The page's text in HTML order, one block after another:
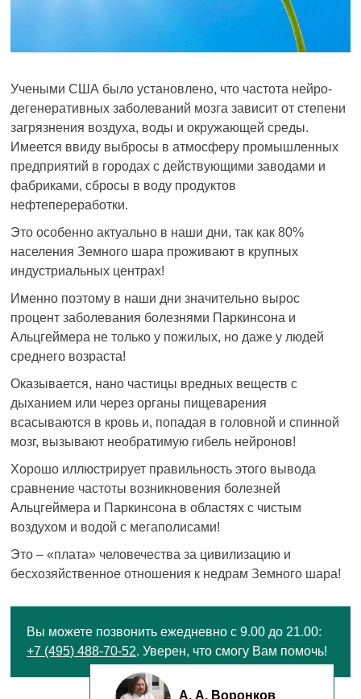
Учеными США было установлено, что частота нейро-
дегенеративных заболеваний мозга зависит от степени
загрязнения воздуха, воды и окружающей среды.
Имеется ввиду выбросы в атмосферу промышленных
предприятий в городах с действующими заводами и
фабриками, сбросы в воду продуктов
нефтепереработки.
Это особенно актуально в наши дни, так как 80%
населения Земного шара проживают в крупных
индустриальных центрах!
Именно поэтому в наши дни значительно вырос
процент заболевания болезнями Паркинсона и
Альцгеймера не только у пожилых, но даже у людей
среднего возраста!
Оказывается, нано частицы вредных веществ с
дыханием или через органы пищеварения
всасываются в кровь и, попадая в головной и спинной
мозг, вызывают необратимую гибель нейронов!
Хорошо иллюстрирует правильность этого вывода
сравнение частоты возникновения болезней
Альцгеймера и Паркинсона в областях с чистым
воздухом и водой с мегаполисами!
Это – «плата» человечества за цивилизацию и
бесхозяйственное отношения к недрам Земного шара!
Вы можете позвонить ежедневно с 9.00 до 21.00:
+7 (495) 488-70-52. Уверен, что смогу Вам помочь!
А. А. Воронков